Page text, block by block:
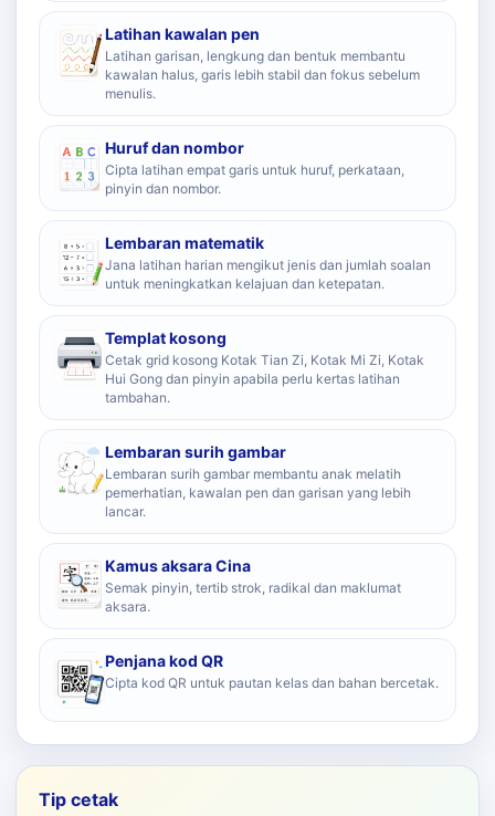
Latihan kawalan pen
Latihan garisan, lengkung dan bentuk membantu
kawalan halus, garis lebih stabil dan fokus sebelum
menulis.
Huruf dan nombor
Cipta latihan empat garis untuk huruf, perkataan,
pinyin dan nombor.
Lembaran matematik
Jana latihan harian mengikut jenis dan jumlah soalan
untuk meningkatkan kelajuan dan ketepatan.
Templat kosong
Cetak grid kosong Kotak Tian Zi, Kotak Mi Zi, Kotak
Hui Gong dan pinyin apabila perlu kertas latihan
tambahan.
Lembaran surih gambar
Lembaran surih gambar membantu anak melatih
pemerhatian, kawalan pen dan garisan yang lebih
lancar.
Kamus aksara Cina
Semak pinyin, tertib strok, radikal dan maklumat
aksara.
Penjana kod QR
Cipta kod QR untuk pautan kelas dan bahan bercetak.
Tip cetak